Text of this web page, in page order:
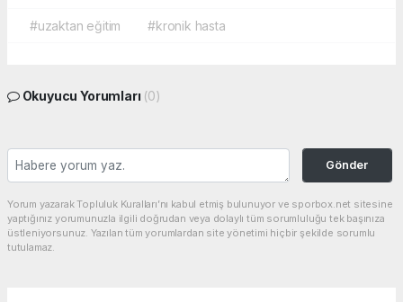
#uzaktan eğitim #kronik hasta
Okuyucu Yorumları (0)
Gönder
Yorum yazarak Topluluk Kuralları’nı kabul etmiş bulunuyor ve sporbox.net sitesine
yaptığınız yorumunuzla ilgili doğrudan veya dolaylı tüm sorumluluğu tek başınıza
üstleniyorsunuz. Yazılan tüm yorumlardan site yönetimi hiçbir şekilde sorumlu
tutulamaz.